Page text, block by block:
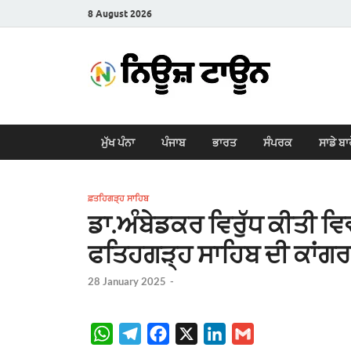
8 August 2026
ਮੁੱਖ ਪੰਨਾ ਪੰਜਾਬ ਭਾਰਤ ਸੰਪਰਕ ਸਾਡੇ
ਫ਼ਤਹਿਗੜ੍ਹ ਸਾਹਿਬ
ਡਾ.ਅੰਬੇਡਕਰ ਵਿਰੁੱਧ ਕੀਤੀ
ਫਤਿਹਗੜ੍ਹ ਸਾਹਿਬ ਦੀ
28 January 2025 -
W